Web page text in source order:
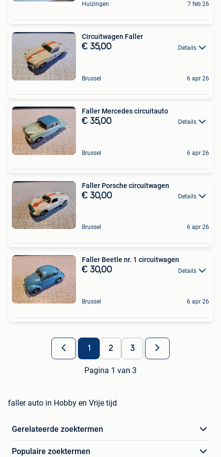
Huizingen 7 feb 26
Circuitwagen Faller
€ 35,00 Details
Brussel 6 apr 26
Faller Mercedes circuitauto
€ 35,00 Details
Brussel 6 apr 26
Faller Porsche circuitwagen
€ 30,00 Details
Brussel 6 apr 26
Faller Beetle nr. 1 circuitwagen
€ 30,00 Details
Brussel 6 apr 26
1 2 3
Pagina 1 van 3
faller auto in Hobby en Vrije tijd
Gerelateerde zoektermen
Populaire zoektermen